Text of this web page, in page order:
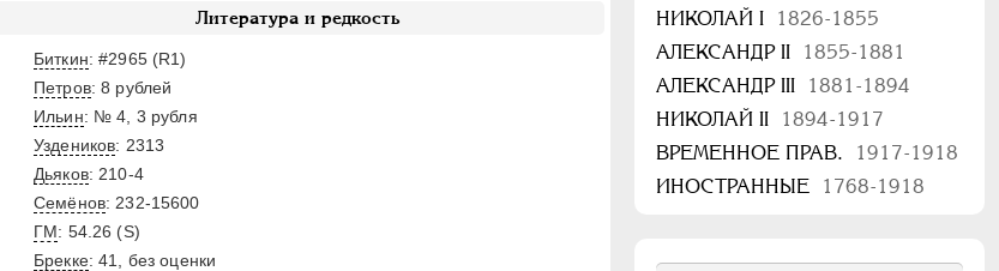
Литература и редкость
Биткин: #2965 (R1)
Петров: 8 рублей
Ильин: № 4, 3 рубля
Уздеников: 2313
Дьяков: 210-4
Семёнов: 232-15600
ГМ: 54.26 (S)
Брекке: 41, без оценки
НИКОЛАЙ I
1826-1855
АЛЕКСАНДР II
1855-1881
АЛЕКСАНДР III
1881-1894
НИКОЛАЙ II
1894-1917
ВРЕМЕННОЕ ПРАВ.
1917-1918
ИНОСТРАННЫЕ
1768-1918